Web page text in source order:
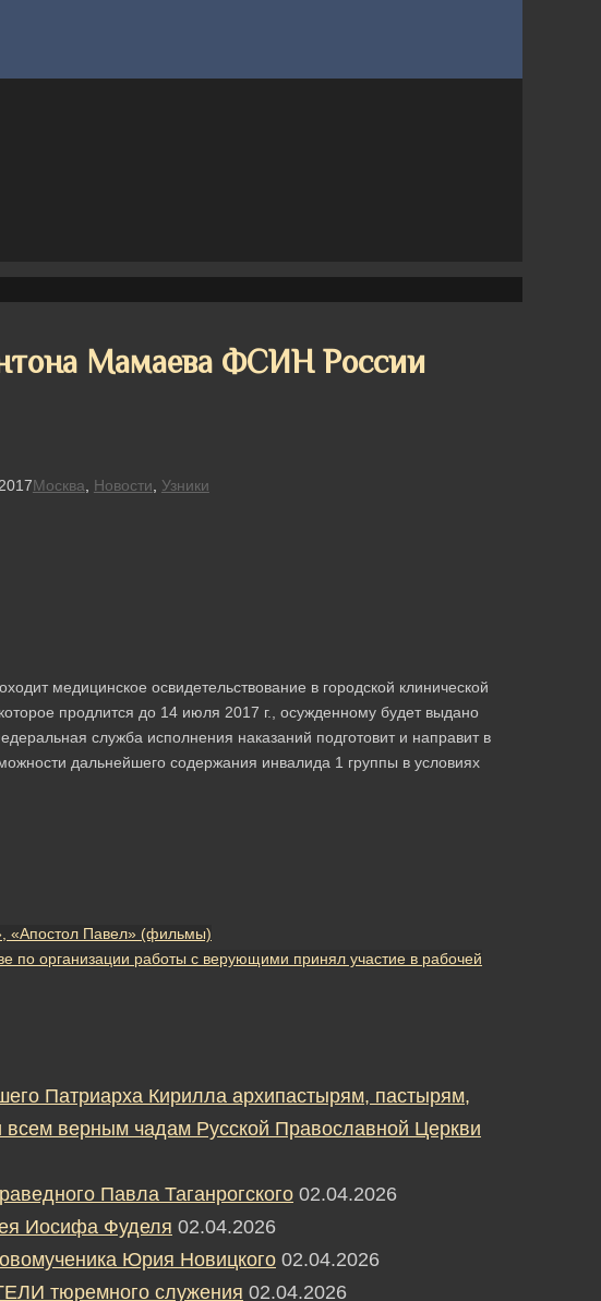
Мамаева ФСИН России
Москва Новости Узники
медицинское освидетельствование в городской клинической
продлится до 14 июля 2017 г., осужденному будет выдано
служба исполнения наказаний подготовит и направит в
дальнейшего содержания инвалида 1 группы в условиях
«Апостол Павел» (фильмы)
по организации работы с верующими принял участие в рабочей
Патриарха Кирилла архипастырям, пастырям,
верным чадам Русской Православной Церкви
Павла Таганрогского 02.04.2026
Иосифа Фуделя 02.04.2026
Юрия Новицкого 02.04.2026
тюремного служения 02.04.2026